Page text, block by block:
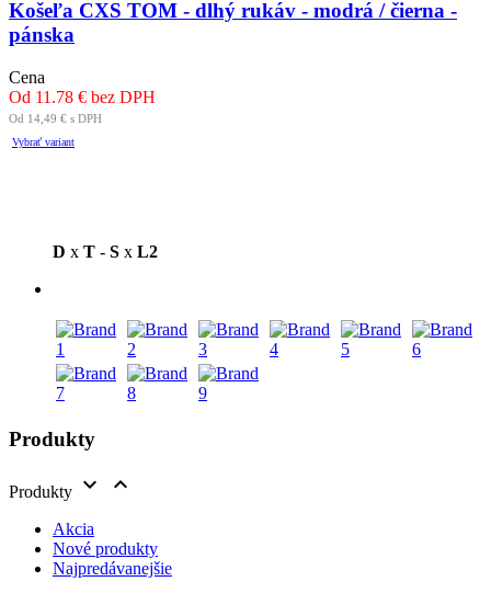
Košeľa CXS TOM - dlhý rukáv - modrá / čierna -
pánska
Cena
Od 11.78 € bez DPH
Od 14,49 € s DPH
Vybrať variant
D x T - S x L2
Produkty
Produkty  
Akcia
Nové produkty
Najpredávanejšie